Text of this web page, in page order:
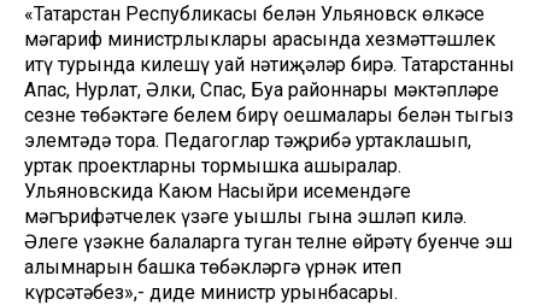
«Татарстан Республикасы белән Ульяновск өлкәсе
мәгариф министрлыклары арасында хезмәттәшлек
итү турында килешү уңай нәтиҗәләр бирә. Татарстанның
Апас, Нурлат, Әлки, Спас, Буа районнары мәктәпләре
сезнең төбәктәге белем бирү оешмалары белән тыгыз
элемтәдә тора. Педагоглар тәҗрибә уртаклашып,
уртак проектларны тормышка ашыралар.
Ульяновскида Каюм Насыйри исемендәге
мәгърифәтчелек үзәге уңышлы гына эшләп килә.
Әлеге үзәкнең балаларга туган телне өйрәтү буенче эш
алымнарын башка төбәкләргә үрнәк итеп
күрсәтәбез»,- диде министр урынбасары.